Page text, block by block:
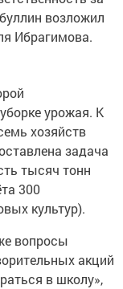
возложил
Ибрагимова.
урожая. К
хозяйств
задача
тысяч тонн
300
культур).
вопросы
акций
в школу»,